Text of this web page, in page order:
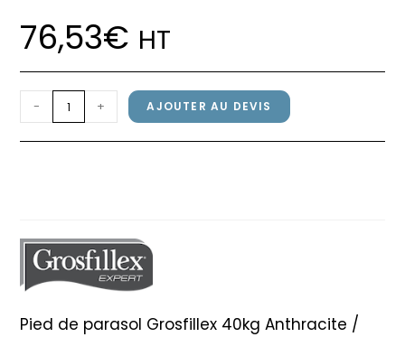
76,53€ HT
quantité
de
Pied
40kg
Anthracite
/
- + AJOUTER AU DEVIS
Pied de parasol Grosfillex 40kg Anthracite /